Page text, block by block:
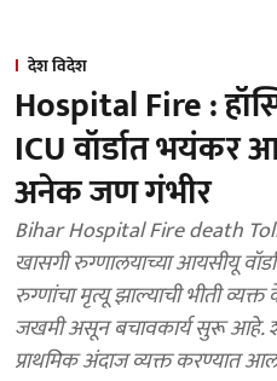
देश विदेश
Hospital Fire :
ICU वॉर्डात भयंकर
अनेक जण गंभीर
Bihar Hospital Fire death
खासगी रुग्णालयाच्या आयसीयू
रुग्णांचा मृत्यू झाल्याची भीती
जखमी असून बचावकार्य सुरू आहे.
प्राथमिक अंदाज व्यक्त करण्यात